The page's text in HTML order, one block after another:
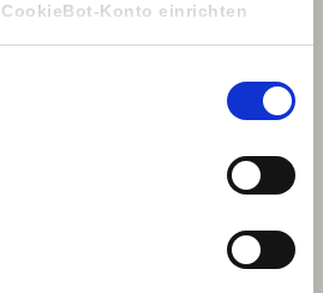
Konto einrichten
gibt und dadurch keinen effektiven
Daten zugreifen können durch Einbindung von zB YouTube /
Sie auf Basis der DSGVO haben (Auskunft, Einschränkung,
durchsetzen können.